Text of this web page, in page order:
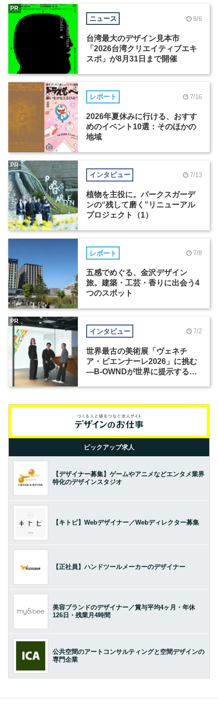
ニュース 8/6
台湾最大のデザイン見本市
「2026台湾クリエイティブエキ
スポ」が8月31日まで開催
PR
レポート 7/16
2026年夏休みに行ける、おすす
めのイベント10選：そのほかの
地域
インタビュー 7/13
植物を主役に。パークスガーデ
ンの“残して磨く”リニューアル
プロジェクト（1）
PR
レポート 7/8
五感でめぐる、金沢デザイン
旅。建築・工芸・香りに出会う4
つのスポット
インタビュー 7/2
世界最古の美術展「ヴェネチ
ア・ビエンナーレ2026」に挑む
―B-OWNDが世界に提示する美
PR
ピックアップ求人
【デザイナー募集】ゲームやアニメなどエンタメ業界
特化のデザインスタジオ
【キトビ】Webデザイナー／Webディレクター募集
【正社員】ハンドツールメーカーのデザイナー
美容ブランドのデザイナー／賞与平均4ヶ月・年休
126日・残業月4時間
公共空間のアートコンサルティングと空間デザインの
専門企業